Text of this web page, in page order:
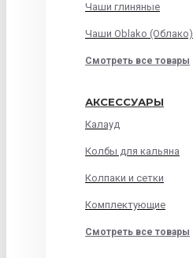
Чаши глиняные
Чаши Oblako (Облако)
Смотреть все товары
АКСЕССУАРЫ
Калауд
Колбы для кальяна
Колпаки и сетки
Комплектующие
Смотреть все товары